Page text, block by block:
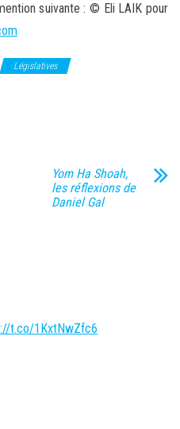
suivante : © Eli LAIK pour
Législatives
Yom Ha Shoah,
les réflexions de
Daniel Gal
t.co/1KxtNwZfc6